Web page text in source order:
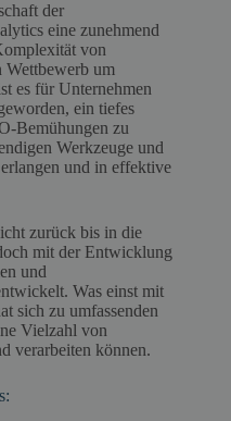
der
eine zunehmend
von
Wettbewerb um
es für Unternehmen
ein tiefes
Bemühungen zu
Werkzeuge und
und in effektive
zurück bis in die
mit der Entwicklung
und
Was einst mit
sich zu umfassenden
Vielzahl von
verarbeiten können.